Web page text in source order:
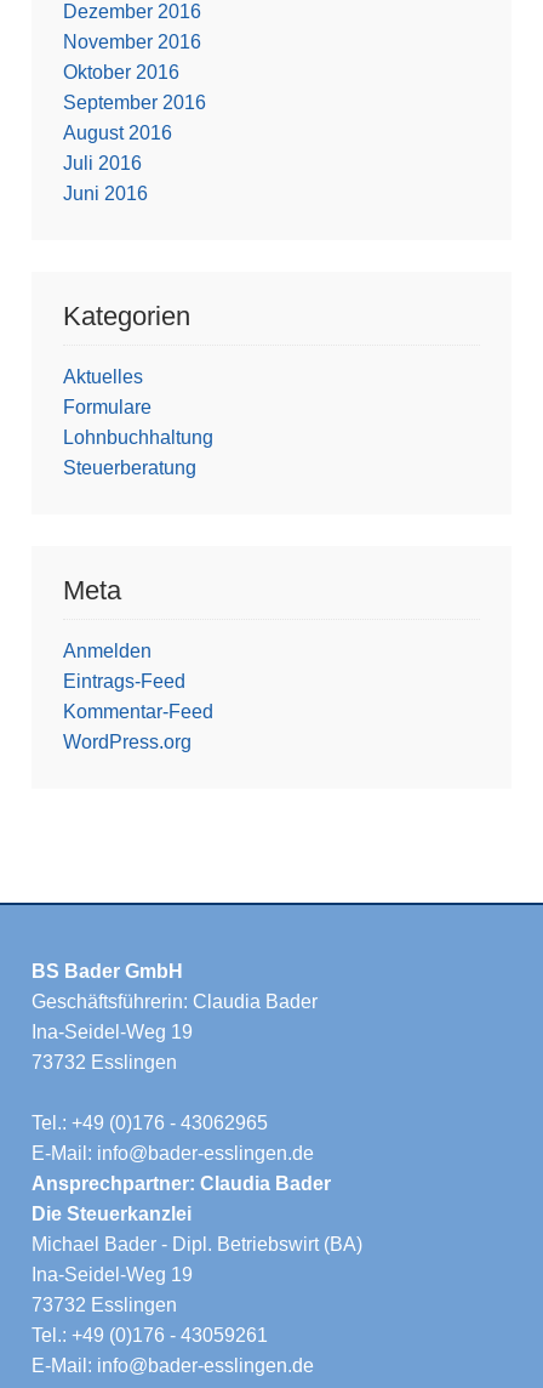
Dezember 2016
November 2016
Oktober 2016
September 2016
August 2016
Juli 2016
Juni 2016
Kategorien
Aktuelles
Formulare
Lohnbuchhaltung
Steuerberatung
Meta
Anmelden
Eintrags-Feed
Kommentar-Feed
WordPress.org
BS Bader GmbH
Geschäftsführerin: Claudia Bader
Ina-Seidel-Weg 19
73732 Esslingen
Tel.: +49 (0)176 - 43062965
E-Mail: info@bader-esslingen.de
Ansprechpartner: Claudia Bader
Die Steuerkanzlei
Michael Bader - Dipl. Betriebswirt (BA)
Ina-Seidel-Weg 19
73732 Esslingen
Tel.: +49 (0)176 - 43059261
E-Mail: info@bader-esslingen.de